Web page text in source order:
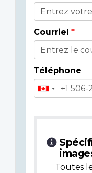
Courriel
Téléphone
Toutes